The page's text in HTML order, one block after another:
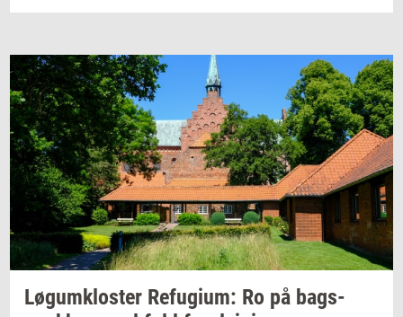
Løgum­klo­ster Re­fu­gi­um: Ro på bags­